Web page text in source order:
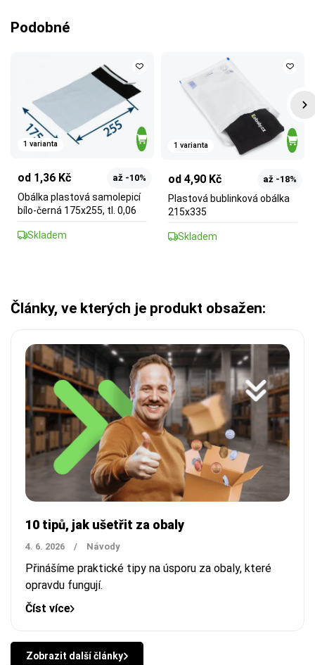
Podobné
1 varianta
od 1,36 Kč až -10%
Obálka plastová samolepicí
bílo-černá 175x255, tl. 0,06
Skladem
1 varianta
od 4,90 Kč až -18%
Plastová bublinková obálka
215x335
Skladem
Články, ve kterých je produkt obsažen:
10 tipů, jak ušetřit za obaly
4. 6. 2026 / Návody
Přinášíme praktické tipy na úsporu za obaly, které
opravdu fungují.
Číst více
Zobrazit další články